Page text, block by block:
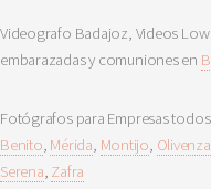
Videografo Badajoz, Videos
embarazadas y comuniones en
Fotógrafos para Empresas
Benito, Mérida, Montijo, Olivenza
Serena, Zafra